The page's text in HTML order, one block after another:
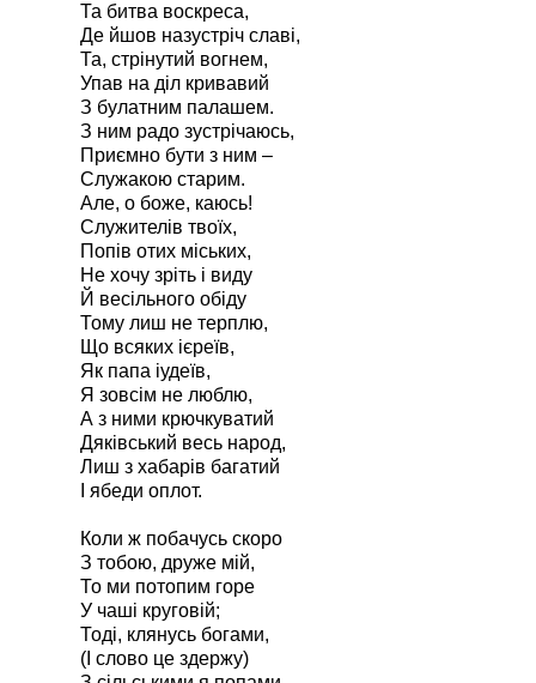
Та битва воскреса,
Де йшов назустріч славі,
Та, стрінутий вогнем,
Упав на діл кривавий
З булатним палашем.
З ним радо зустрічаюсь,
Приємно бути з ним –
Служакою старим.
Але, о боже, каюсь!
Служителів твоїх,
Попів отих міських,
Не хочу зріть і виду
Й весільного обіду
Тому лиш не терплю,
Що всяких ієреїв,
Як папа іудеїв,
Я зовсім не люблю,
А з ними крючкуватий
Дяківський весь народ,
Лиш з хабарів багатий
І ябеди оплот.
Коли ж побачусь скоро
З тобою, друже мій,
То ми потопим горе
У чаші круговій;
Тоді, клянусь богами,
(І слово це здержу)